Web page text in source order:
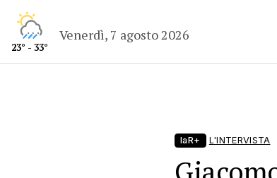
23° - 33°
Venerdì, 7 agosto 2026
laR+ L'INTERVISTA